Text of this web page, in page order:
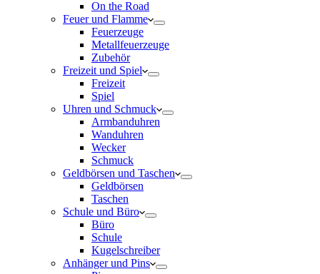
On the Road
Feuer und Flamme
Feuerzeuge
Metallfeuerzeuge
Zubehör
Freizeit und Spiel
Freizeit
Spiel
Uhren und Schmuck
Armbanduhren
Wanduhren
Wecker
Schmuck
Geldbörsen und Taschen
Geldbörsen
Taschen
Schule und Büro
Büro
Schule
Kugelschreiber
Anhänger und Pins